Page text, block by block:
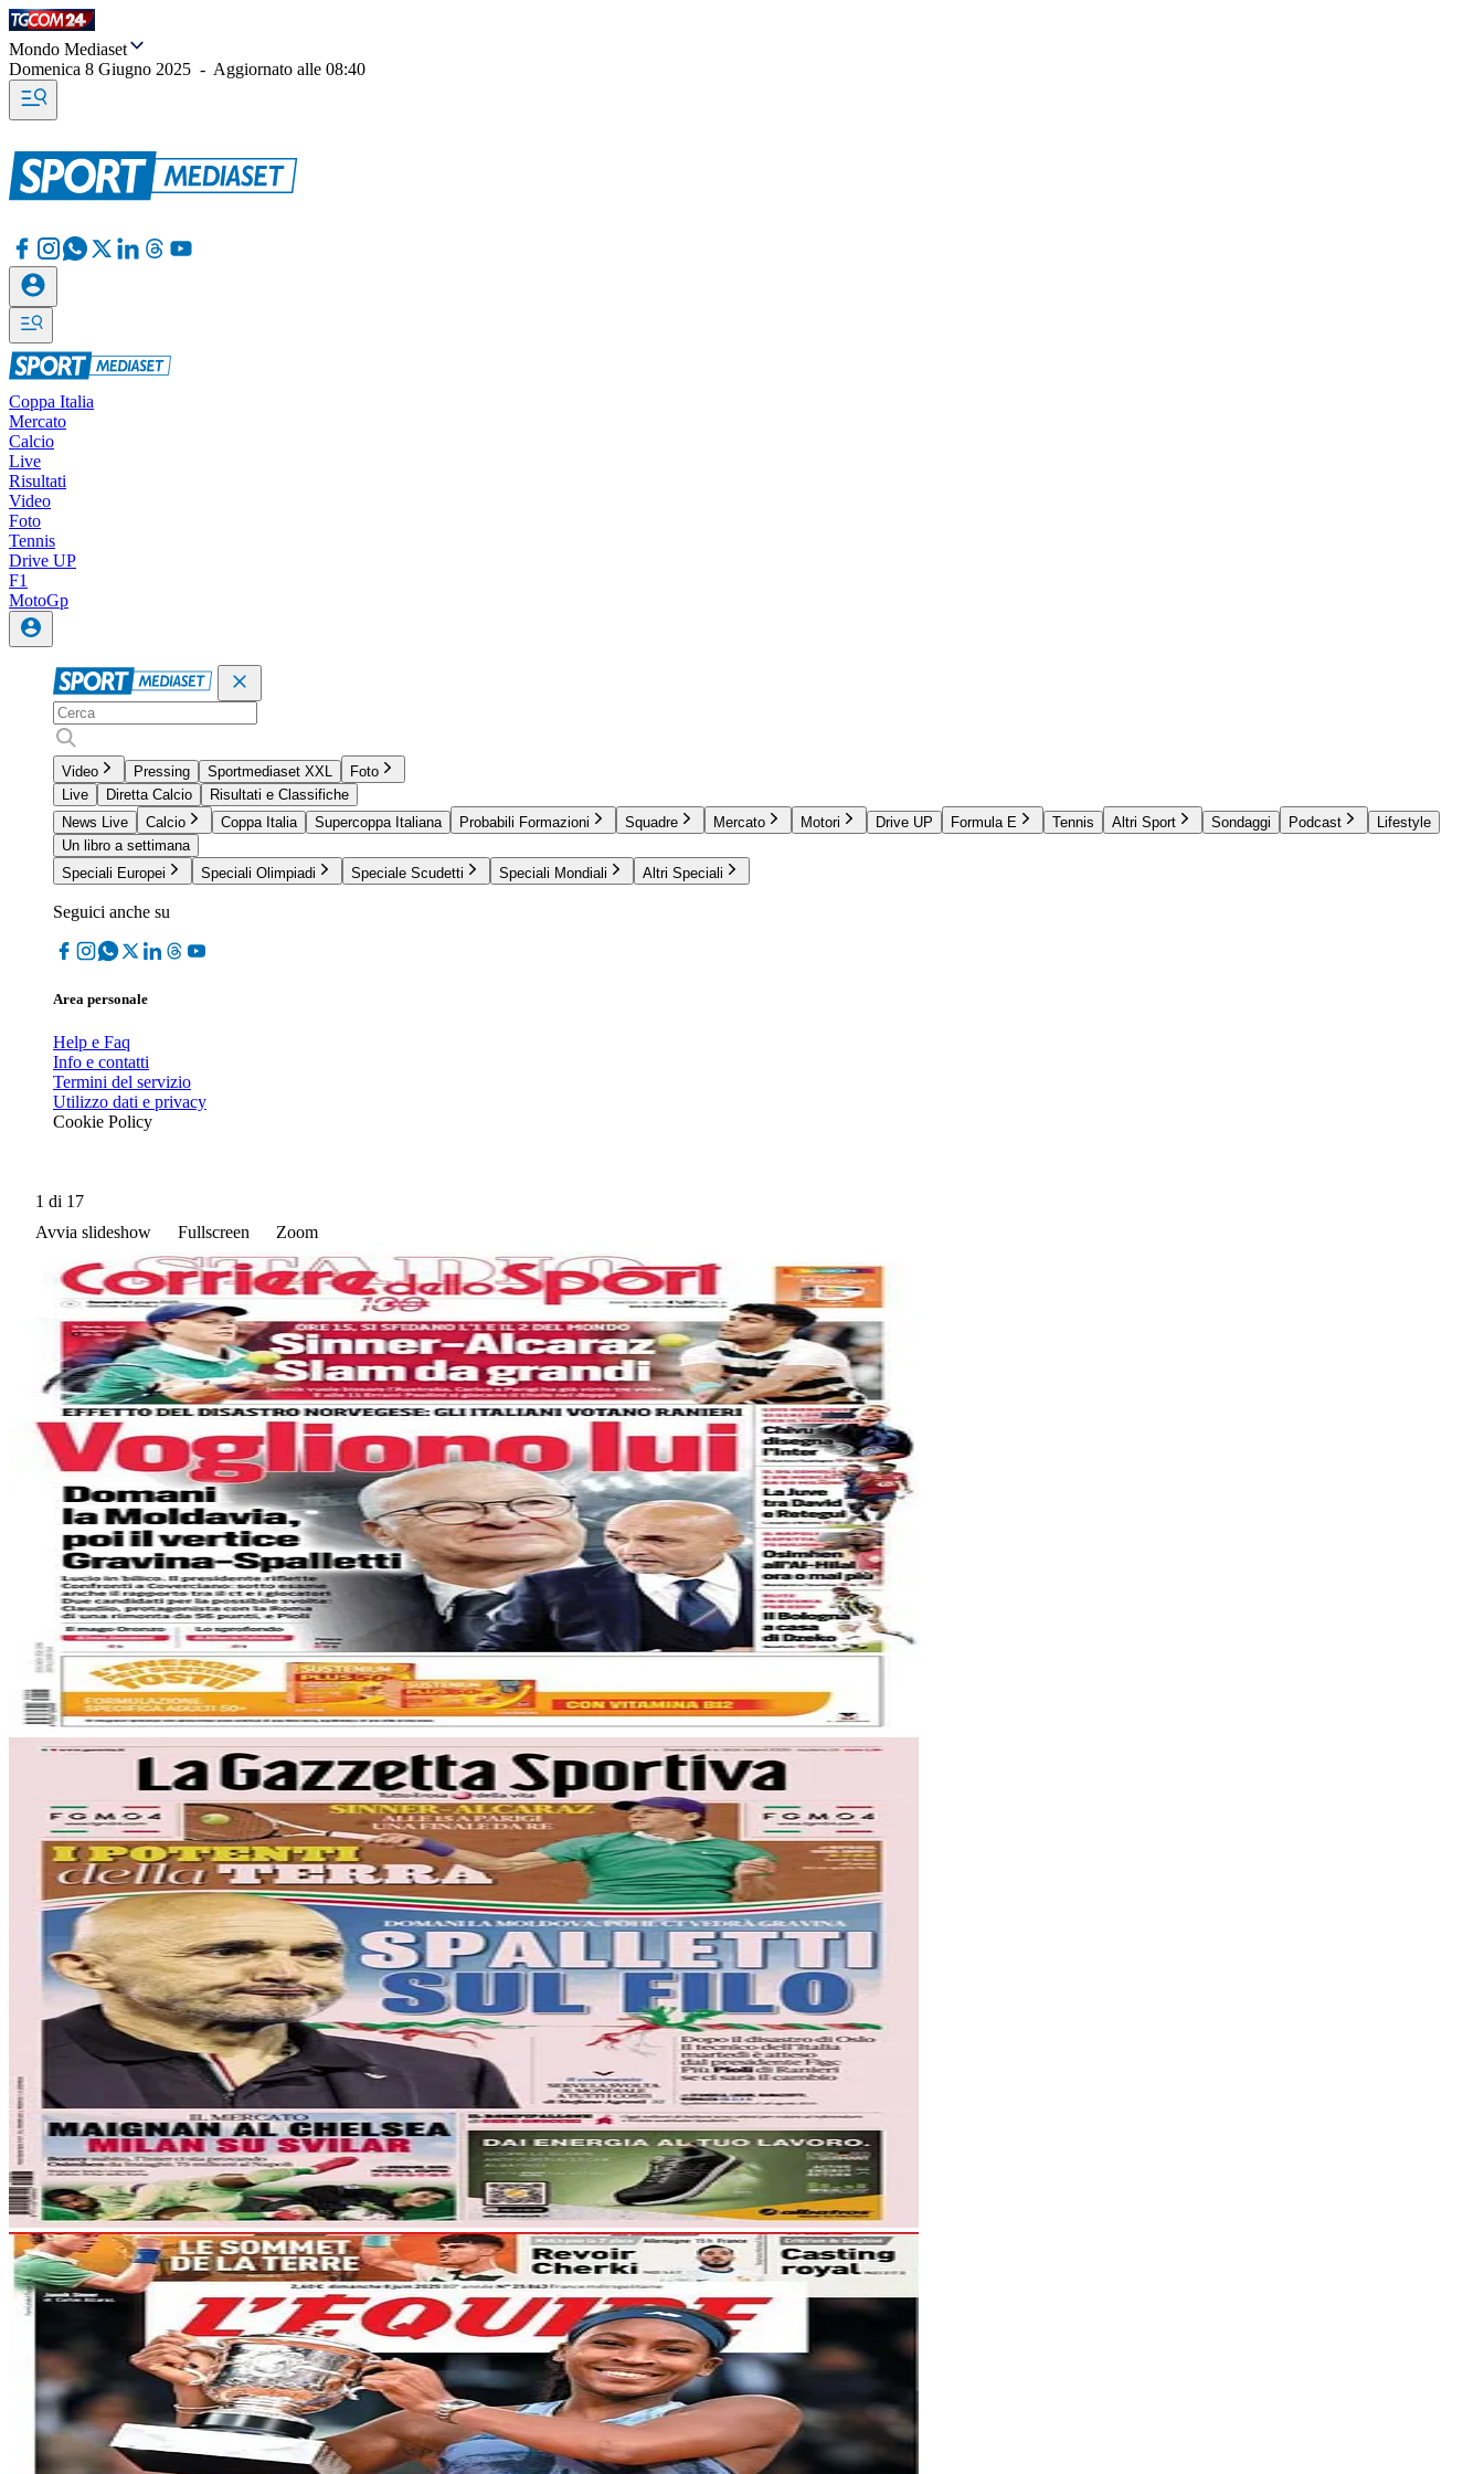
Mondo Mediaset
Domenica 8 Giugno 2025 - Aggiornato alle 08:40
Coppa Italia
Mercato
Calcio
Live
Risultati
Video
Foto
Tennis
Drive UP
F1
MotoGp
Video Pressing Sportmediaset XXL
Foto
Live
Diretta Calcio
Risultati e Classifiche
News Live
Calcio Coppa Italia Supercoppa Italiana Probabili Formazioni Squadre Mercato Motori Drive UP Formula E Tennis Altri Sport Sondaggi Podcast
Lifestyle
Un libro a settimana
Speciali Europei
Speciali Olimpiadi Speciale Scudetti Speciali Mondiali Altri Speciali
Seguici anche su
Area personale
Help e Faq
Info e contatti
Termini del servizio
Utilizzo dati e privacy
Cookie Policy
1 di 17
Avvia slideshow
Fullscreen Zoom